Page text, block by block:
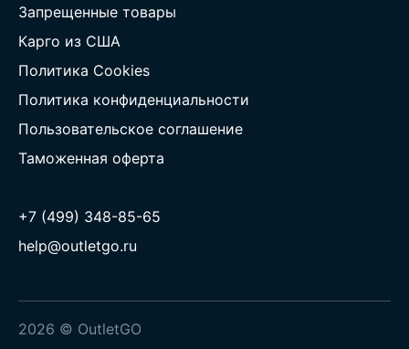
Запрещенные товары
Карго из США
Политика Cookies
Политика конфиденциальности
Пользовательское соглашение
Таможенная оферта
+7 (499) 348-85-65
help@outletgo.ru
2026 © OutletGO